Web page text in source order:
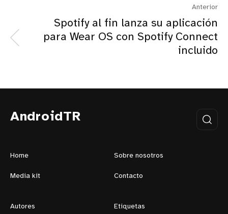
Anterior
Spotify al fin lanza su aplicación
para Wear OS con Spotify Connect
incluido
AndroidTR
Home Sobre nosotros
Media kit Contacto
Autores Etiquetas